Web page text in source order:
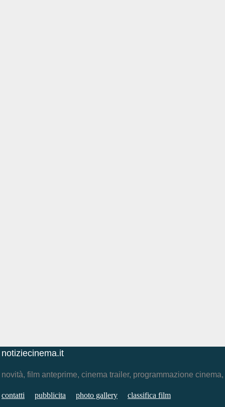
notiziecinema.it
novità, film anteprime, cinema trailer, programmazione
contatti pubblicita photo gallery classifica film